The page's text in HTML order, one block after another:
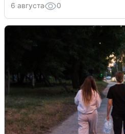
6 августа 0